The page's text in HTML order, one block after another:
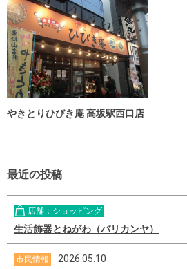
やきとりひびき庵 高坂駅西口店
最近の投稿
店舗：ショッピング
生活飾器とねがわ（バリカンヤ）
市民情報
2026.05.10